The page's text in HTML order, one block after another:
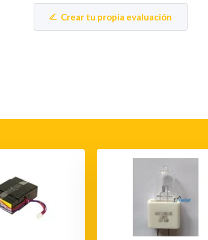
Crear tu propia evaluación